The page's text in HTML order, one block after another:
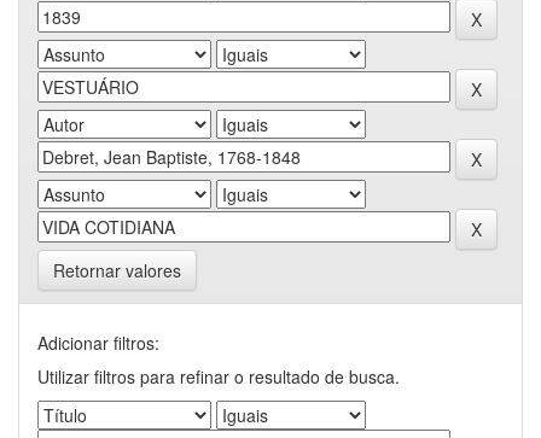
Retornar valores
Adicionar filtros:
Utilizar filtros para refinar o resultado de busca.